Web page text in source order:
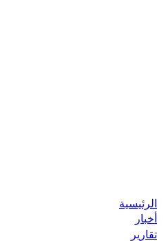
الرئيسية
أخبار
تقارير